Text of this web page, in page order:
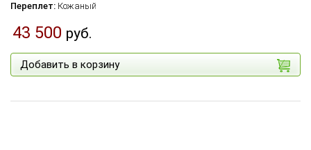
Переплет: Кожаный
43 500 руб.
Добавить в корзину